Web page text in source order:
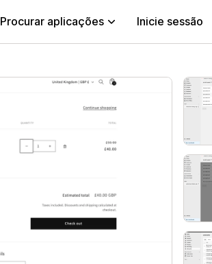
Procurar aplicações Inicie sessão